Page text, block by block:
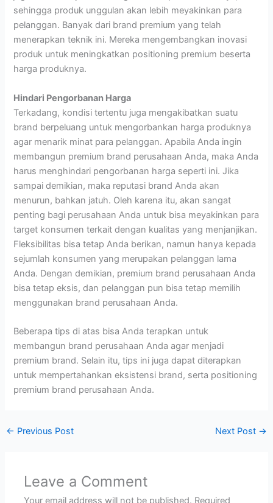
sehingga produk unggulan akan lebih meyakinkan para
pelanggan. Banyak dari brand premium yang telah
menerapkan teknik ini. Mereka mengembangkan inovasi
produk untuk meningkatkan positioning premium beserta
harga produknya.
Hindari Pengorbanan Harga
Terkadang, kondisi tertentu juga mengakibatkan suatu
brand berpeluang untuk mengorbankan harga produknya
agar menarik minat para pelanggan. Apabila Anda ingin
membangun premium brand perusahaan Anda, maka Anda
harus menghindari pengorbanan harga seperti ini. Jika
sampai demikian, maka reputasi brand Anda akan
menurun, bahkan jatuh. Oleh karena itu, akan sangat
penting bagi perusahaan Anda untuk bisa meyakinkan para
target konsumen terkait dengan kualitas yang menjanjikan.
Fleksibilitas bisa tetap Anda berikan, namun hanya kepada
sejumlah konsumen yang merupakan pelanggan lama
Anda. Dengan demikian, premium brand perusahaan Anda
bisa tetap eksis, dan pelanggan pun bisa tetap memilih
menggunakan brand perusahaan Anda.
Beberapa tips di atas bisa Anda terapkan untuk
membangun brand perusahaan Anda agar menjadi
premium brand. Selain itu, tips ini juga dapat diterapkan
untuk mempertahankan eksistensi brand, serta positioning
premium brand perusahaan Anda.
← Previous Post Next Post →
Leave a Comment
Your email address will not be published. Required